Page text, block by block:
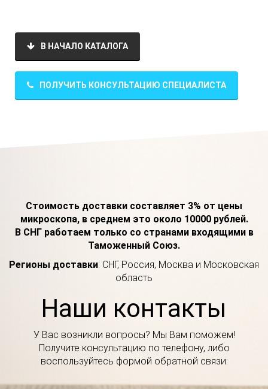
В НАЧАЛО КАТАЛОГА
ПОЛУЧИТЬ КОНСУЛЬТАЦИЮ СПЕЦИАЛИСТА
Стоимость доставки составляет 3% от цены
микроскопа, в среднем это около 10000 рублей.
В СНГ работаем только со странами входящими в
Таможенный Союз.
Регионы доставки: СНГ, Россия, Москва и Московская
область
Наши контакты
У Вас возникли вопросы? Мы Вам поможем!
Получите консультацию по телефону, либо
воспользуйтесь формой обратной связи: